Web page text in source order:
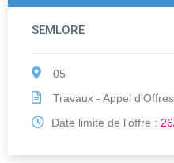
SEMLORE
05
Travaux - Appel
Date limite de l'offre :